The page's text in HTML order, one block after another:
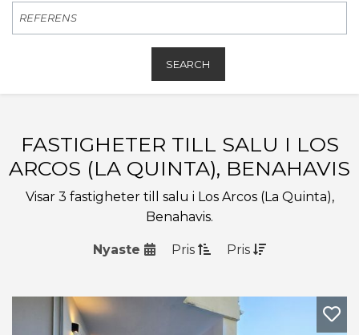
SEARCH
FASTIGHETER TILL SALU I LOS
ARCOS (LA QUINTA), BENAHAVIS
Visar 3 fastigheter till salu i Los Arcos (La Quinta),
Benahavis.
Nyaste Pris Pris